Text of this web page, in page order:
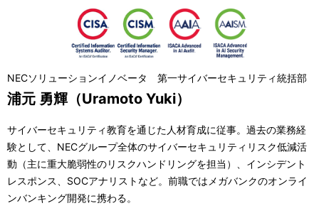
NECソリューションイノベータ 第一サイバーセキュリティ統括部
浦元 勇輝（Uramoto Yuki）
サイバーセキュリティ教育を通じた人材育成に従事。過去の業務経
験として、NECグループ全体のサイバーセキュリティリスク低減活
動（主に重大脆弱性のリスクハンドリングを担当）、インシデント
レスポンス、SOCアナリストなど。前職ではメガバンクのオンライ
ンバンキング開発に携わる。